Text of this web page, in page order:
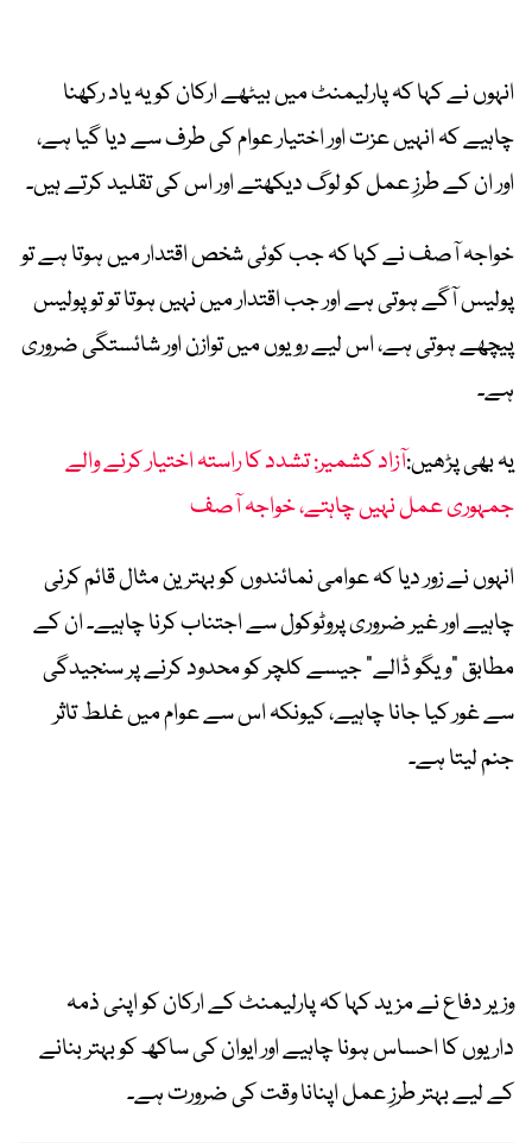
انہوں نے کہا کہ پارلیمنٹ میں بیٹھے ارکان کو یہ یاد رکھنا
چاہیے کہ انہیں عزت اور اختیار عوام کی طرف سے دیا گیا ہے،
اور ان کے طرزِ عمل کو لوگ دیکھتے اور اس کی تقلید کرتے ہیں۔
خواجہ آصف نے کہا کہ جب کوئی شخص اقتدار میں ہوتا ہے تو
پولیس آگے ہوتی ہے اور جب اقتدار میں نہیں ہوتا تو تو پولیس
پیچھے ہوتی ہے، اس لیے رویوں میں توازن اور شائستگی ضروری
ہے۔
یہ بھی پڑھیں:آزاد کشمیر: تشدد کا راستہ اختیار کرنے والے
جمہوری عمل نہیں چاہتے، خواجہ آصف
انہوں نے زور دیا کہ عوامی نمائندوں کو بہترین مثال قائم کرنی
چاہیے اور غیر ضروری پروٹوکول سے اجتناب کرنا چاہیے۔ ان کے
مطابق “ویگو ڈالے” جیسے کلچر کو محدود کرنے پر سنجیدگی
سے غور کیا جانا چاہیے، کیونکہ اس سے عوام میں غلط تاثر
جنم لیتا ہے۔
وزیر دفاع نے مزید کہا کہ پارلیمنٹ کے ارکان کو اپنی ذمہ
داریوں کا احساس ہونا چاہیے اور ایوان کی ساکھ کو بہتر بنانے
کے لیے بہتر طرزِ عمل اپنانا وقت کی ضرورت ہے۔